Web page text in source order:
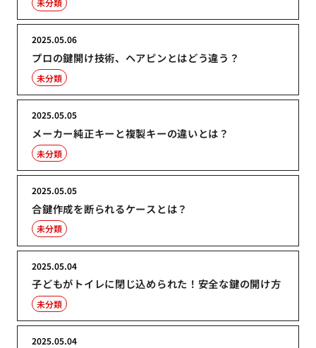
未分類
プロの鍵開け技術、ヘアピンとはどう違う？
2025.05.06
未分類
メーカー純正キーと複製キーの違いとは？
2025.05.05
未分類
合鍵作成を断られるケースとは？
2025.05.05
未分類
子どもがトイレに閉じ込められた！安全な鍵の開け方
2025.05.04
未分類
2025.05.04